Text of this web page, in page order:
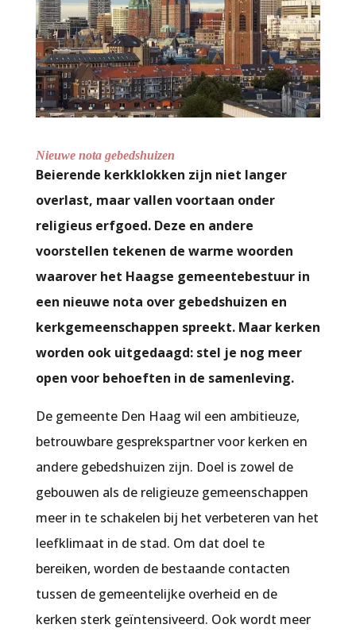
Nieuwe nota gebedshuizen
Beierende kerkklokken zijn niet langer
overlast, maar vallen voortaan onder
religieus erfgoed. Deze en andere
voorstellen tekenen de warme woorden
waarover het Haagse gemeentebestuur in
een nieuwe nota over gebedshuizen en
kerkgemeenschappen spreekt. Maar kerken
worden ook uitgedaagd: stel je nog meer
open voor behoeften in de samenleving.
De gemeente Den Haag wil een ambitieuze,
betrouwbare gesprekspartner voor kerken en
andere gebedshuizen zijn. Doel is zowel de
gebouwen als de religieuze gemeenschappen
meer in te schakelen bij het verbeteren van het
leefklimaat in de stad. Om dat doel te
bereiken, worden de bestaande contacten
tussen de gemeentelijke overheid en de
kerken sterk geïntensiveerd. Ook wordt meer